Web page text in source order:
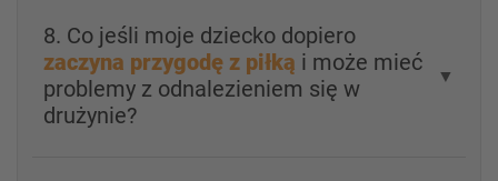
8. Co jeśli moje dziecko dopiero
zaczyna przygodę z piłką i może mieć
problemy z odnalezieniem się w
drużynie?
▼